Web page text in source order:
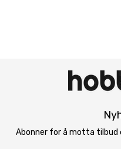
Abonner for å motta tilbud